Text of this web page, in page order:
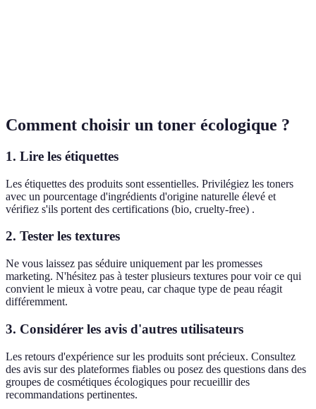
Comment choisir un toner écologique ?
1. Lire les étiquettes
Les étiquettes des produits sont essentielles. Privilégiez les toners
avec un pourcentage d'ingrédients d'origine naturelle élevé et
vérifiez s'ils portent des certifications (bio, cruelty-free) .
2. Tester les textures
Ne vous laissez pas séduire uniquement par les promesses
marketing. N'hésitez pas à tester plusieurs textures pour voir ce qui
convient le mieux à votre peau, car chaque type de peau réagit
différemment.
3. Considérer les avis d'autres utilisateurs
Les retours d'expérience sur les produits sont précieux. Consultez
des avis sur des plateformes fiables ou posez des questions dans des
groupes de cosmétiques écologiques pour recueillir des
recommandations pertinentes.